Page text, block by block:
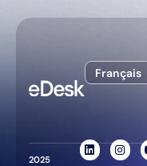
Français
2025